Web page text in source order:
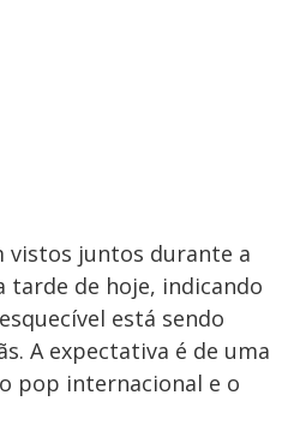
vistos juntos durante a
tarde de hoje, indicando
está sendo
A expectativa é de uma
pop internacional e o